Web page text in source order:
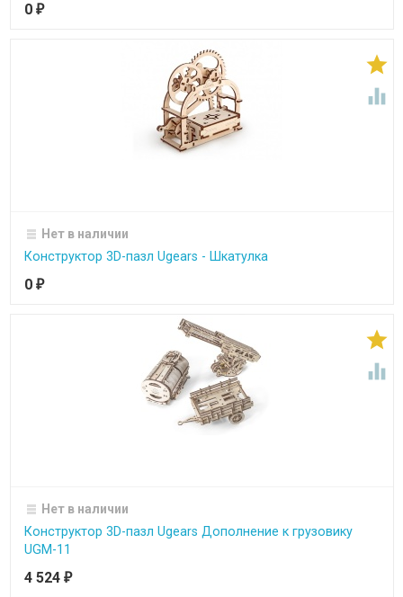
0 ₽


Нет в наличии
Конструктор 3D-пазл Ugears - Шкатулка
0 ₽


Нет в наличии
Конструктор 3D-пазл Ugears Дополнение к грузовику
UGM-11
4 524 ₽